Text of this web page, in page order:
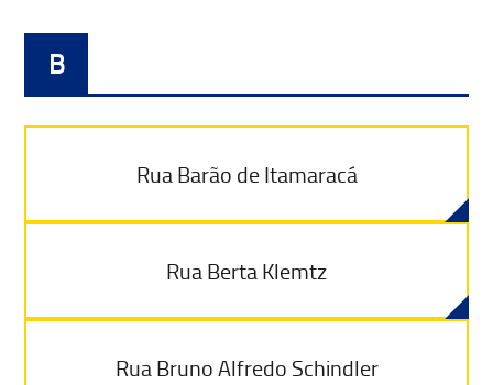
B
Rua Barão de Itamaracá
Rua Berta Klemtz
Rua Bruno Alfredo Schindler